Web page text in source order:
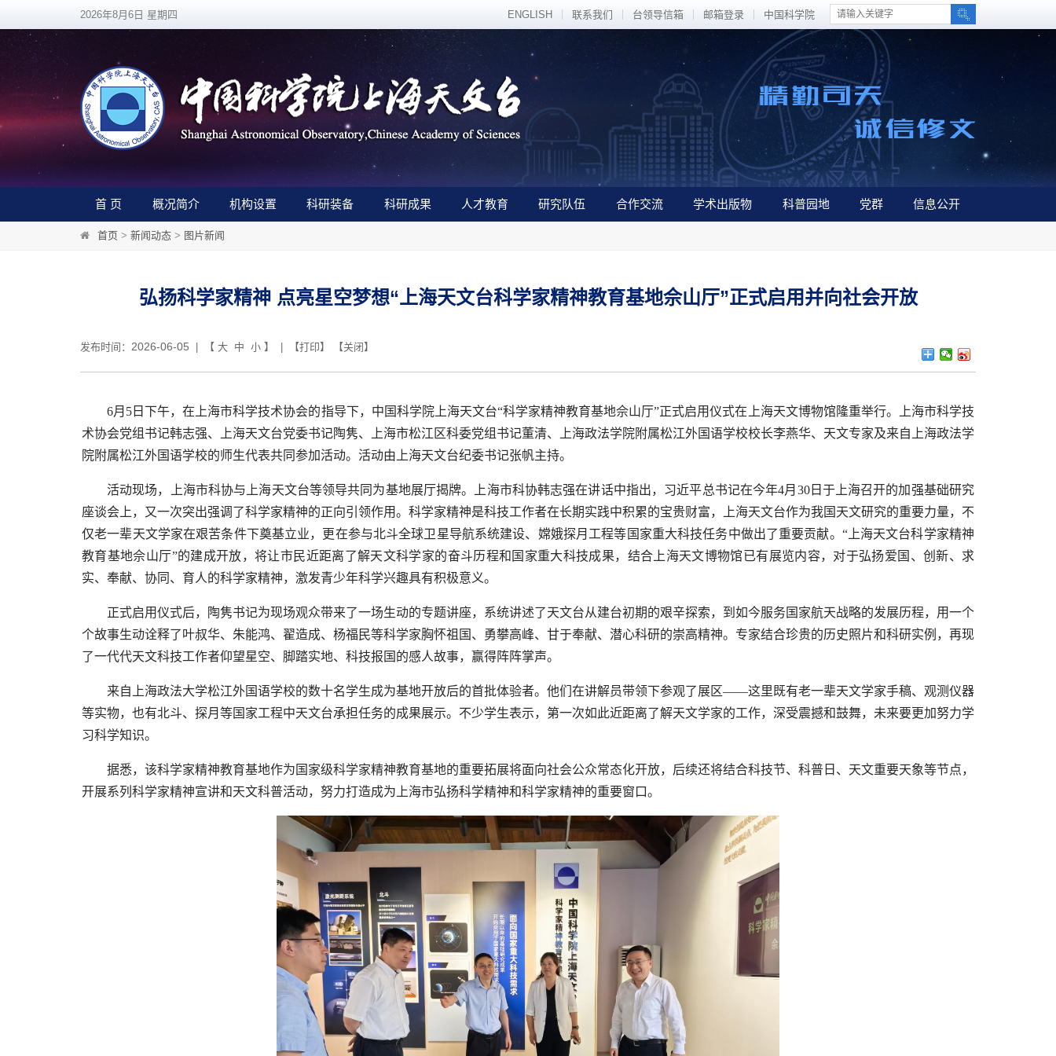
2026年8月6日 星期四 ENGLISH 联系我们 台领导信箱 邮箱登录 中国科学院
首 页 概况简介 机构设置 科研装备 科研成果 人才教育 研究队伍 合作交流 学术出版物 科普园地 党群 信息公开
首页 > 新闻动态 > 图片新闻
弘扬科学家精神 点亮星空梦想“上海天文台科学家精神教育基地佘山厅”正式启用并向社会开放
发布时间： 2026-06-05 | 【 大 中 小 】 | 【打印】 【关闭】
6月5日下午，在上海市科学技术协会的指导下，中国科学院上海天文台“科学家精神教育基地佘山厅”正式启用仪式在上海天文博物馆隆重举行。上海市科学技
术协会党组书记韩志强、上海天文台党委书记陶隽、上海市松江区科委党组书记董清、上海政法学院附属松江外国语学校校长李燕华、天文专家及来自上海政法学
院附属松江外国语学校的师生代表共同参加活动。活动由上海天文台纪委书记张帆主持。
活动现场，上海市科协与上海天文台等领导共同为基地展厅揭牌。上海市科协韩志强在讲话中指出，习近平总书记在今年4月 30日于上海召开的加强基础研究
座谈会上，又一次突出强调了科学家精神的正向引领作用。科学家精神是科技工作者在长期实践中积累的宝贵财富，上海天文台作为我国天文研究的重要力量，不
仅老一辈天文学家在艰苦条件下奠基立业，更在参与北斗全球卫星导航系统建设、嫦娥探月工程等国家重大科技任务中做出了重要贡献。“上海天文台科学家精神
教育基地佘山厅”的建成开放，将让市民近距离了解天文科学家的奋斗历程和国家重大科技成果，结合上海天文博物馆已有展览内容，对于弘扬爱国、创新、求
实、奉献、协同、育人的科学家精神，激发青少年科学兴趣具有积极意义。
正式启用仪式后，陶隽书记为现场观众带来了一场生动的专题讲座，系统讲述了天文台从建台初期的艰辛探索，到如今服务国家航天战略的发展历程，用一个
个故事生动诠释了叶叔华、朱能鸿、翟造成、杨福民等科学家胸怀祖国、勇攀高峰、甘于奉献、潜心科研的崇高精神。专家结合珍贵的历史照片和科研实例，再现
了一代代天文科技工作者仰望星空、脚踏实地、科技报国的感人故事，赢得阵阵掌声。
来自上海政法大学松江外国语学校的数十名学生成为基地开放后的首批体验者。他们在讲解员带领下参观了展区——这里既有老一辈天文学家手稿、观测仪器
等实物，也有北斗、探月等国家工程中天文台承担任务的成果展示。不少学生表示，第一次如此近距离了解天文学家的工作，深受震撼和鼓舞，未来要更加努力学
习科学知识。
据悉，该科学家精神教育基地作为国家级科学家精神教育基地的重要拓展将面向社会公众常态化开放，后续还将结合科技节、科普日、天文重要天象等节点，
开展系列科学家精神宣讲和天文科普活动，努力打造成为上海市弘扬科学精神和科学家精神的重要窗口。